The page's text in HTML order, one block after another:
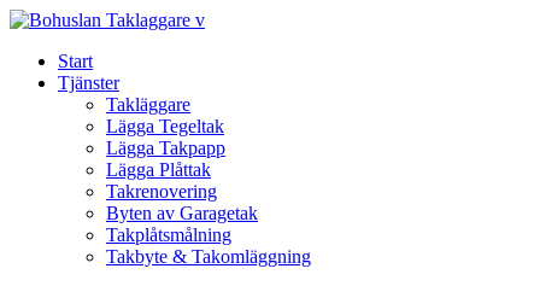
Skip
contentStart
Tjänster
Takläggare
Lägga Tegeltak
Lägga Takpapp
Lägga Plåttak
Takrenovering
Byten av Garagetak
Takplåtsmålning
Takbyte & Takomläggning